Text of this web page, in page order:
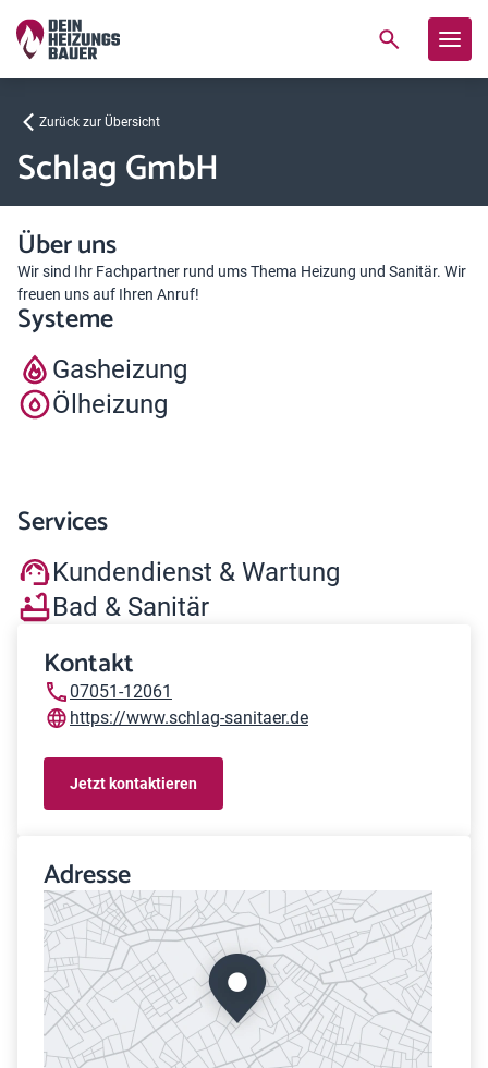
Zurück zur Übersicht
Schlag GmbH
Über uns
Wir sind Ihr Fachpartner rund ums Thema Heizung und Sanitär. Wir
freuen uns auf Ihren Anruf!
Systeme
Gasheizung
Ölheizung
Services
Kundendienst & Wartung
Bad & Sanitär
Kontakt
07051-12061
https://www.schlag-sanitaer.de
Jetzt kontaktieren
Adresse